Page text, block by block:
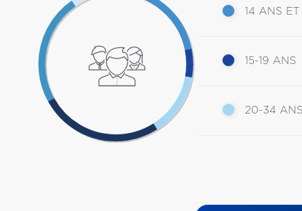
14 ANS ET
15-19 ANS
20-34 ANS